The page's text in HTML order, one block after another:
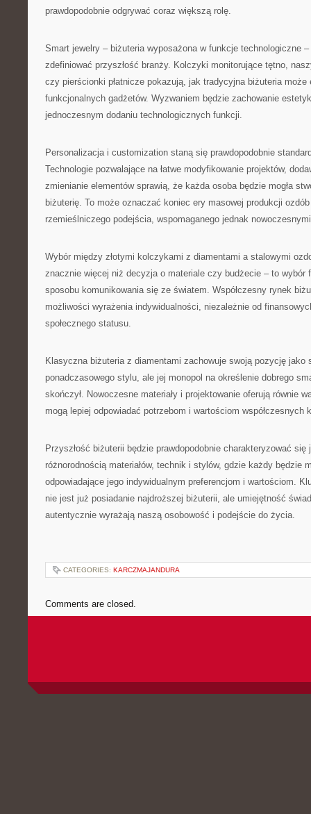
prawdopodobnie odgrywać coraz większą rolę.
Smart jewelry – biżuteria wyposażona w funkcje technologiczne
zdefiniować przyszłość branży. Kolczyki monitorujące tętno,
czy pierścionki płatnicze pokazują, jak tradycyjna biżuteria może
funkcjonalnych gadżetów. Wyzwaniem będzie zachowanie
jednoczesnym dodaniu technologicznych funkcji.
Personalizacja i customization staną się prawdopodobnie
Technologie pozwalające na łatwe modyfikowanie projektów,
zmienianie elementów sprawią, że każda osoba będzie mogła
biżuterię. To może oznaczać koniec ery masowej produkcji
rzemieślniczego podejścia, wspomaganego jednak
Wybór między złotymi kolczykami z diamentami a stalowymi
znacznie więcej niż decyzja o materiale czy budżecie – to wybór
sposobu komunikowania się ze światem. Współczesny rynek
możliwości wyrażenia indywidualności, niezależnie od
społecznego statusu.
Klasyczna biżuteria z diamentami zachowuje swoją pozycję jako
ponadczasowego stylu, ale jej monopol na określenie dobrego
skończył. Nowoczesne materiały i projektowanie oferują równie
mogą lepiej odpowiadać potrzebom i wartościom współczesnych
Przyszłość biżuterii będzie prawdopodobnie charakteryzować
różnorodnością materiałów, technik i stylów, gdzie każdy będzie
odpowiadające jego indywidualnym preferencjom i wartościom.
nie jest już posiadanie najdroższej biżuterii, ale umiejętność
autentycznie wyrażają naszą osobowość i podejście do życia.
CATEGORIES: KARCZMAJANDURA
Comments are closed.